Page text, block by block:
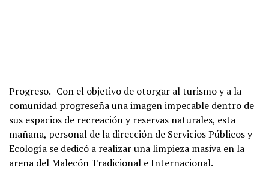
Progreso.- Con el objetivo de otorgar al turismo y a la
comunidad progreseña una imagen impecable dentro de
sus espacios de recreación y reservas naturales, esta
mañana, personal de la dirección de Servicios Públicos y
Ecología se dedicó a realizar una limpieza masiva en la
arena del Malecón Tradicional e Internacional.